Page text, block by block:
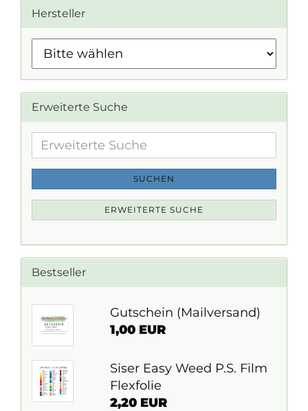
Hersteller
Erweiterte Suche
Erweiterte
Suche
SUCHEN
ERWEITERTE SUCHE
Bestseller
Gutschein (Mailversand)
1,00 EUR
Siser Easy Weed P.S. Film
Flexfolie
2,20 EUR